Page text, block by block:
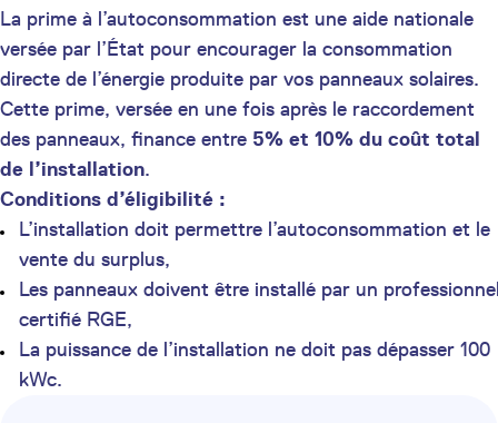
La prime à l’autoconsommation est une aide nationale
versée par l’État pour encourager la consommation
directe de l’énergie produite par vos panneaux solaires.
Cette prime, versée en une fois après le raccordement
des panneaux, finance entre 5% et 10% du coût total
de l’installation.
Conditions d’éligibilité :
L’installation doit permettre l’autoconsommation et le
vente du surplus,
Les panneaux doivent être installé par un
certifié RGE,
La puissance de l’installation ne doit pas dépasser 100
kWc.